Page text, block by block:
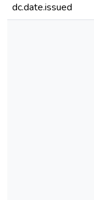
dc.date.issued